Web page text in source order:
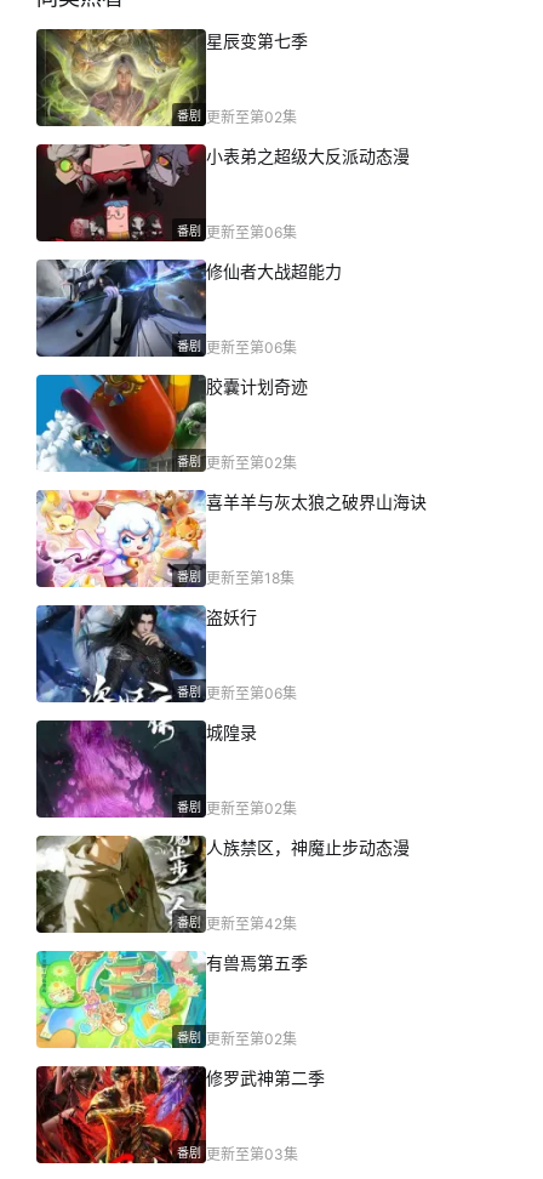
番剧
星辰变第七季
更新至第02集
番剧
小表弟之超级大反派动态漫
更新至第06集
番剧
修仙者大战超能力
更新至第06集
番剧
胶囊计划奇迹
更新至第02集
番剧
喜羊羊与灰太狼之破界山海诀
更新至第18集
番剧
盗妖行
更新至第06集
番剧
城隍录
更新至第02集
番剧
人族禁区，神魔止步动态漫
更新至第42集
番剧
有兽焉第五季
更新至第02集
番剧
修罗武神第二季
更新至第03集